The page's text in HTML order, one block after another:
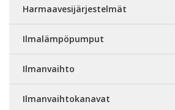
Harmaavesijärjestelmät
Ilmalämpöpumput
Ilmanvaihto
Ilmanvaihtokanavat